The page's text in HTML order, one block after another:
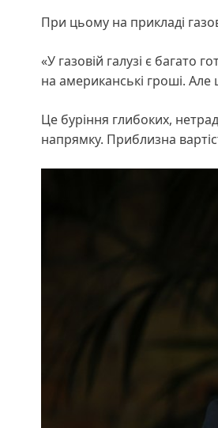
При цьому на прикладі
«У газовій галузі є багато
на американські гроші.
Це буріння глибоких,
напрямку. Приблизна